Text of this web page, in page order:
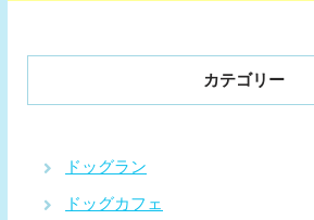
カテゴリー
ドッグラン
ドッグカフェ